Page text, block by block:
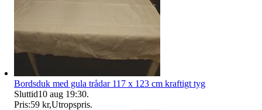
Bordsduk med gula trådar 117 x 123 cm kraftigt tyg
Sluttid10 aug 19:30.
Pris:59 kr,Utropspris.